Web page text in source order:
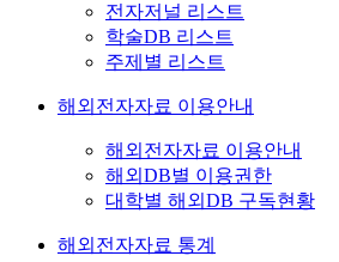
전자저널 리스트
학술DB 리스트
주제별 리스트
해외전자자료 이용안내
해외전자자료 이용안내
해외DB별 이용권한
대학별 해외DB 구독현황
해외전자자료 통계